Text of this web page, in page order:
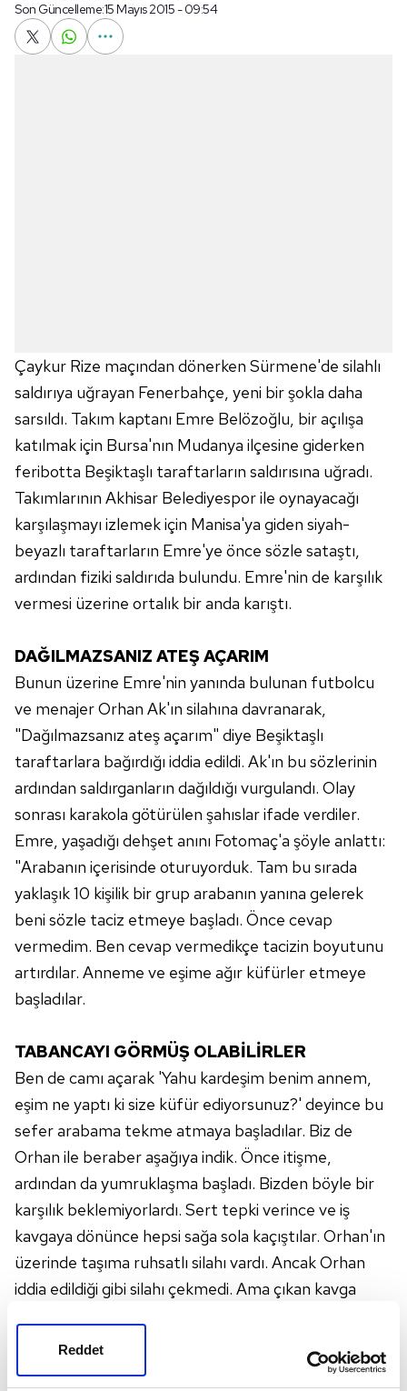
Reddet
Son Güncelleme:15 Mayıs 2015 - 09:54
Çaykur Rize maçından dönerken Sürmene'de silahlı
saldırıya uğrayan Fenerbahçe, yeni bir şokla daha
sarsıldı. Takım kaptanı Emre Belözoğlu, bir açılışa
katılmak için Bursa'nın Mudanya ilçesine giderken
feribotta Beşiktaşlı taraftarların saldırısına uğradı.
Takımlarının Akhisar Belediyespor ile oynayacağı
karşılaşmayı izlemek için Manisa'ya giden siyah-
beyazlı taraftarların Emre'ye önce sözle sataştı,
ardından fiziki saldırıda bulundu. Emre'nin de karşılık
vermesi üzerine ortalık bir anda karıştı.
DAĞILMAZSANIZ ATEŞ AÇARIM
Bunun üzerine Emre'nin yanında bulunan futbolcu
ve menajer Orhan Ak'ın silahına davranarak,
"Dağılmazsanız ateş açarım" diye Beşiktaşlı
taraftarlara bağırdığı iddia edildi. Ak'ın bu sözlerinin
ardından saldırganların dağıldığı vurgulandı. Olay
sonrası karakola götürülen şahıslar ifade verdiler.
Emre, yaşadığı dehşet anını Fotomaç'a şöyle anlattı:
"Arabanın içerisinde oturuyorduk. Tam bu sırada
yaklaşık 10 kişilik bir grup arabanın yanına gelerek
beni sözle taciz etmeye başladı. Önce cevap
vermedim. Ben cevap vermedikçe tacizin boyutunu
artırdılar. Anneme ve eşime ağır küfürler etmeye
başladılar.
TABANCAYI GÖRMÜŞ OLABİLİRLER
Ben de camı açarak 'Yahu kardeşim benim annem,
eşim ne yaptı ki size küfür ediyorsunuz?' deyince bu
sefer arabama tekme atmaya başladılar. Biz de
Orhan ile beraber aşağıya indik. Önce itişme,
ardından da yumruklaşma başladı. Bizden böyle bir
karşılık beklemiyorlardı. Sert tepki verince ve iş
kavgaya dönünce hepsi sağa sola kaçıştılar. Orhan'ın
üzerinde taşıma ruhsatlı silahı vardı. Ancak Orhan
iddia edildiği gibi silahı çekmedi. Ama çıkan kavga
ediyorum."